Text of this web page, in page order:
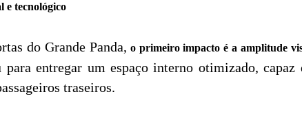
e tecnológico
do Grande Panda, o primeiro impacto é a amplitude
para entregar um espaço interno otimizado,
traseiros.